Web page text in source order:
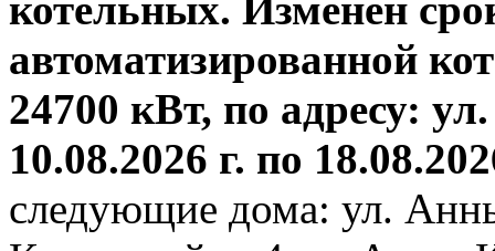
котельных. Изменен
автоматизированной
24700 кВт, по адресу:
10.08.2026 г. по
следующие дома: ул.